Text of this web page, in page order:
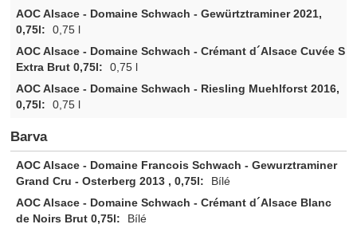
0,75 l
0,75 l
0,75 l
Barva
Bílé
Bílé